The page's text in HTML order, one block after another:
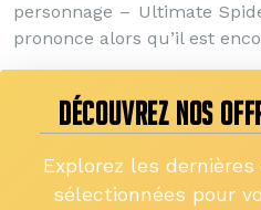
personnage – Ultimate
prononce alors qu’il est
DÉCOUVREZ NOS
Explorez les
sélectionnées pour